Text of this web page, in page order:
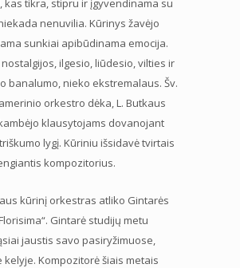
nenuvilia. Kūrinys žavėjo
sunkiai apibūdinama emocija.
ilgesio, liūdesio, vilties ir
banalumo, nieko ekstremalaus. Šv.
orkestro dėka, L. Butkaus
klausytojams dovanojant
lygį. Kūriniu išsidavė tvirtais
kompozitorius.
kūrinį orkestras atliko Gintarės
Gintarė studijų metu
jaustis savo pasiryžimuose,
Kompozitorė šiais metais